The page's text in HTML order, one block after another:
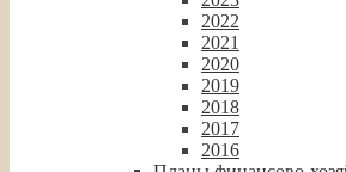
2022
2021
2020
2019
2018
2017
2016